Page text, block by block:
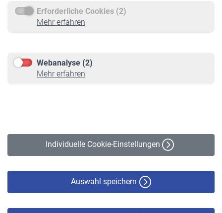
Erforderliche Cookies (2)
Mehr erfahren
Webanalyse (2)
Mehr erfahren
Individuelle Cookie-Einstellungen
Auswahl speichern
Service
Informationen
Online-Rechner
VBLnewsletter
Erklärung zur Barrierefreiheit